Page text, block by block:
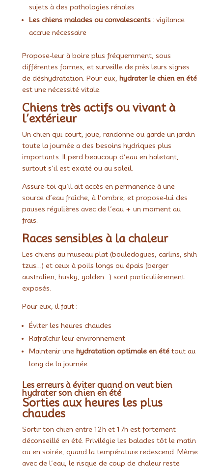
sujets à des pathologies rénales
Les chiens malades ou convalescents: vigilance
accrue nécessaire
Propose-leur à boire plus fréquemment, sous
différentes formes, et surveille de près leurs signes
de déshydratation. Pour eux, hydrater le chien en été
est une nécessité vitale.
Chiens très actifs ou vivant à
l’extérieur
Un chien qui court, joue, randonne ou garde un jardin
toute la journée a des besoins hydriques plus
importants. Il perd beaucoup d’eau en haletant,
surtout s’il est excité ou au soleil.
Assure-toi qu’il ait accès en permanence à une
source d’eau fraîche, à l’ombre, et propose-lui des
pauses régulières avec de l’eau + un moment au
frais.
Races sensibles à la chaleur
Les chiens au museau plat (bouledogues, carlins, shih
tzus…) et ceux à poils longs ou épais (berger
australien, husky, golden…) sont particulièrement
exposés.
Pour eux, il faut :
Éviter les heures chaudes
Rafraîchir leur environnement
Maintenir une hydratation optimale en ététout au
long de la journée
Les erreurs à éviter quand on veut bien
hydrater son chien en été
Sorties aux heures les plus
chaudes
Sortir ton chien entre 12h et 17h est fortement
déconseillé en été. Privilégie les balades tôt le matin
ou en soirée, quand la température redescend. Même
avec de l’eau, le risque de coup de chaleur reste